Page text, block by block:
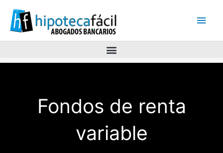
Fondos de renta
variable